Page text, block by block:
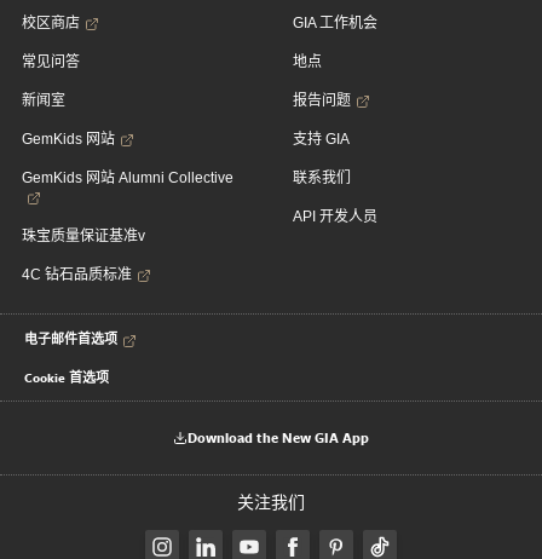
校区商店
常见问答
新闻室
GemKids 网站
GemKids 网站 Alumni Collective
珠宝质量保证基准v
4C 钻石品质标准
GIA 工作机会
地点
报告问题
支持 GIA
联系我们
API 开发人员
电子邮件首选项
Cookie 首选项
Download the New GIA App
关注我们